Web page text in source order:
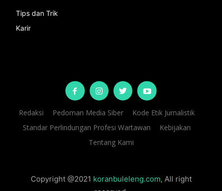
Tips dan Trik
Karir
Redaksi Pedoman Media Siber
Kode Etik Jurnalistik
Standar Perlindungan Profesi Wartawan
Kebijakan
Tentang Kami
Copyright @2021 koranbuleleng.com, All right